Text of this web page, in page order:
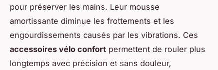
pour préserver les mains. Leur mousse
amortissante diminue les frottements et les
engourdissements causés par les vibrations. Ces
accessoires vélo confort permettent de rouler plus
longtemps avec précision et sans douleur,